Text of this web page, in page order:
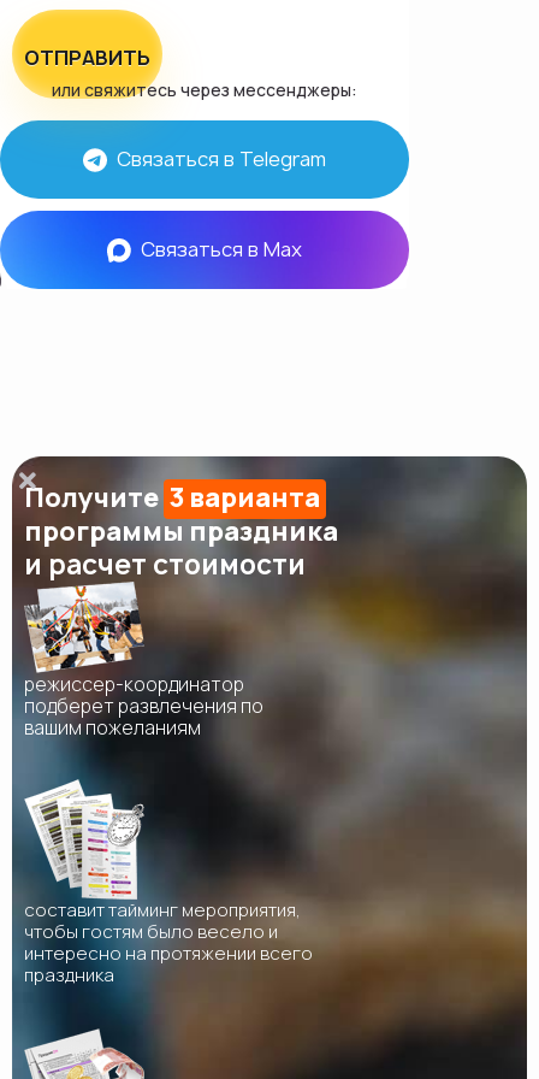
ОТПРАВИТЬ
или свяжитесь через мессенджеры:
Связаться в Telegram
Связаться в Max
Получите 3 варианта
программы праздника
и расчет стоимости
режиссер-координатор
подберет развлечения по
вашим пожеланиям
составит тайминг мероприятия,
чтобы гостям было весело и
интересно на протяжении всего
праздника